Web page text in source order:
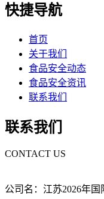
快捷导航
首页
关于我们
食品安全动态
食品安全资讯
联系我们
联系我们
CONTACT US
公司名：江苏2026年